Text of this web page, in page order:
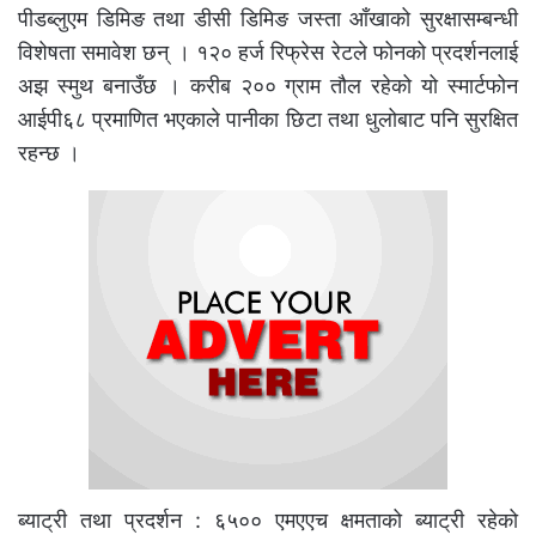
पीडब्लुएम डिमिङ तथा डीसी डिमिङ जस्ता आँखाको सुरक्षासम्बन्धी
विशेषता समावेश छन् । १२० हर्ज रिफ्रेस रेटले फोनको प्रदर्शनलाई
अझ स्मुथ बनाउँछ । करीब २०० ग्राम तौल रहेको यो स्मार्टफोन
आईपी६८ प्रमाणित भएकाले पानीका छिटा तथा धुलोबाट पनि सुरक्षित
रहन्छ ।
ब्याट्री तथा प्रदर्शन : ६५०० एमएएच क्षमताको ब्याट्री रहेको